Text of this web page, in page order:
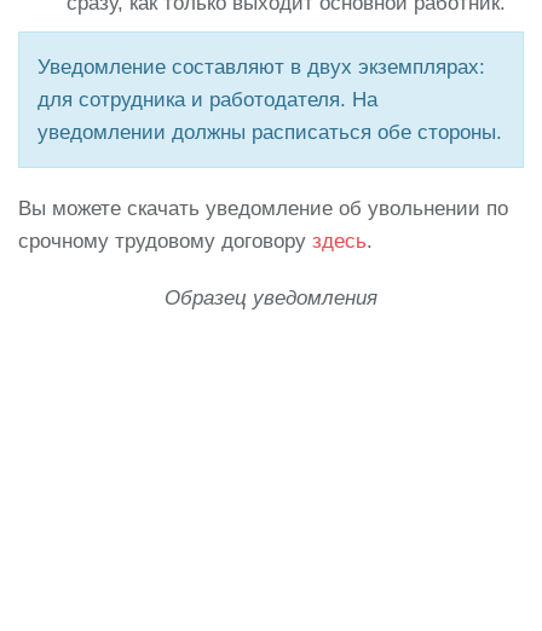
Уведомление составляют в двух экземплярах:
для сотрудника и работодателя. На
уведомлении должны расписаться обе стороны.
Вы можете скачать уведомление об увольнении по
срочному трудовому договору здесь.
Образец уведомления